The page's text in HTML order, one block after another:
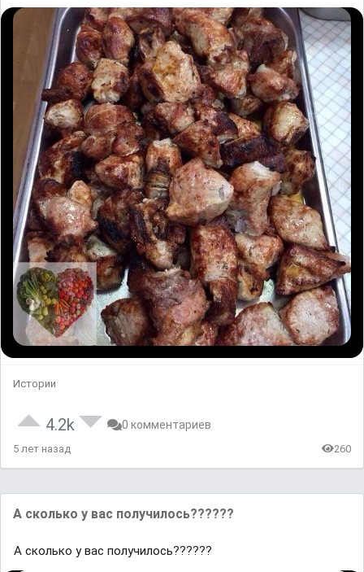
Истории
4.2k 0 комментариев
5 лет назад 260
А сколько у вас получилось??????
А сколько у вас получилось??????